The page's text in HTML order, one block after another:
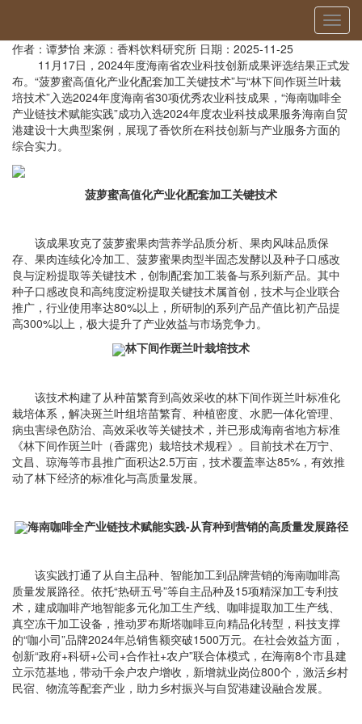
切
换
航
作者：谭梦怡 来源：香料饮料研究所 日期：2025-11-25
11月17日，2024年度海南省农业科技创新成果评选结果正式发
布。“菠萝蜜高值化产业化配套加工关键技术”与“林下间作斑兰叶栽
培技术”入选2024年度海南省30项优秀农业科技成果，“海南咖啡全
产业链技术赋能实践”成功入选2024年度农业科技成果服务海南自贸
港建设十大典型案例，展现了香饮所在科技创新与产业服务方面的
综合实力。
菠萝蜜高值化产业化配套加工关键技术
该成果攻克了菠萝蜜果肉营养学品质分析、果肉风味品质保
存、果肉连续化冷加工、菠萝蜜果肉型半固态发酵以及种子口感改
良与淀粉提取等关键技术，创制配套加工装备与系列新产品。其中
种子口感改良和高纯度淀粉提取关键技术属首创，技术与企业联合
推广，行业使用率达80%以上，所研制的系列产品产值比初产品提
高300%以上，极大提升了产业效益与市场竞争力。
林下间作斑兰叶栽培技术
该技术构建了从种苗繁育到高效采收的林下间作斑兰叶标准化
栽培体系，解决斑兰叶组培苗繁育、种植密度、水肥一体化管理、
病虫害绿色防治、高效采收等关键技术，并已形成海南省地方标准
《林下间作斑兰叶（香露兜）栽培技术规程》。目前技术在万宁、
文昌、琼海等市县推广面积达2.5万亩，技术覆盖率达85%，有效推
动了林下经济的标准化与高质量发展。
海南咖啡全产业链技术赋能实践-从育种到营销的高质量发展路径
该实践打通了从自主品种、智能加工到品牌营销的海南咖啡高
质量发展路径。依托“热研五号”等自主品种及15项精深加工专利技
术，建成咖啡产地智能多元化加工生产线、咖啡提取加工生产线、
真空冻干加工设备，推动罗布斯塔咖啡豆向精品化转型，科技支撑
的“咖小司”品牌2024年总销售额突破1500万元。在社会效益方面，
创新“政府+科研+公司+合作社+农户”联合体模式，在海南8个市县建
立示范基地，带动千余户农户增收，新增就业岗位800个，激活乡村
民宿、物流等配套产业，助力乡村振兴与自贸港建设融合发展。